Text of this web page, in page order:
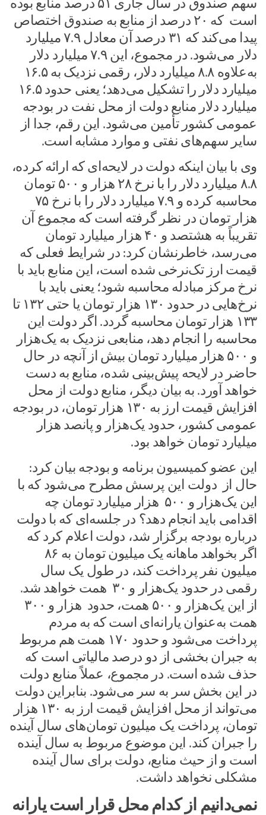
است که ۲۰ درصد از منابع به صندوق اختصاص
پیدا می‌کند که ۳۱ درصد آن معادل ۷.۹ میلیارد
دلار می‌شود. در مجموع، این ۷.۹ میلیارد دلار
به‌علاوه ۸.۸ میلیارد دلار، رقمی نزدیک به ۱۶.۵
میلیارد دلار را تشکیل می‌دهد؛ یعنی حدود ۱۶.۵
میلیارد دلار منابع دولت از محل نفت در بودجه
عمومی کشور تأمین می‌شود. این رقم، جدا از
سایر سهم‌های نفتی و موارد مشابه است.
وی با بیان اینکه دولت در لایحه‌ای که ارائه کرده،
۸.۸ میلیارد دلار را با نرخ ۲۸ هزار و ۵۰۰ تومان
محاسبه کرده و ۷.۹ میلیارد دلار را با نرخ ۷۵
هزار تومان در نظر گرفته است که مجموع آن
تقریباً به هشتصد و ۴۰ هزار میلیارد تومان
می‌رسد، خاطرنشان کرد: در شرایط فعلی که
قیمت ارز تک‌نرخی شده است، این منابع باید با
نرخ مرکز مبادله محاسبه شود؛ یعنی باید با
نرخ‌هایی در حدود ۱۳۰ هزار تومان یا حتی ۱۳۲ تا
۱۳۳ هزار تومان محاسبه گردد. اگر دولت این
محاسبه را انجام دهد، منابعی نزدیک به یک‌هزار
و ۵۰۰ هزار میلیارد تومان بیش از آنچه در حال
حاضر در لایحه پیش‌بینی شده، منابع به دست
خواهد آورد. به بیان دیگر، منابع دولت از محل
افزایش قیمت ارز به ۱۳۰ هزار تومان، در بودجه
عمومی کشور، حدود یک‌هزار و پانصد هزار
میلیارد تومان خواهد بود.
این عضو کمیسیون برنامه و بودجه بیان کرد:
حال از دولت این پرسش مطرح می‌شود که با
این یک‌هزار و ۵۰۰ هزار میلیارد تومان چه
اقدامی باید انجام دهد؟ در جلسه‌ای که با دولت
درباره بودجه برگزار شد، دولت اعلام کرد که
اگر بخواهد ماهانه یک میلیون تومان به ۸۶
میلیون نفر پرداخت کند، در طول یک سال
رقمی در حدود یک‌هزار و ۳۰ همت خواهد شد.
از این یک‌هزار و ۵۰۰ همت، حدود هزار و ۳۰۰
همت به‌عنوان یارانه‌ای است که به مردم
پرداخت می‌شود و حدود ۱۷۰ همت هم مربوط
به جبران بخشی از دو درصد مالیاتی است که
حذف شده است. در مجموع، عملاً منابع دولت
در این بخش سر به سر می‌شود. بنابراین دولت
می‌تواند از محل افزایش قیمت ارز به ۱۳۰ هزار
تومان، پرداخت یک میلیون تومان‌های سال آینده
را جبران کند. این موضوع مربوط به سال آینده
است و از حیث منابع، دولت برای سال آینده
مشکلی نخواهد داشت.
نمی‌دانیم از کدام محل قرار است یارانه